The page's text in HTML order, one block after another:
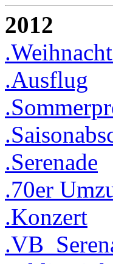
2012
.Ausflug
.Serenade
.70er
.Konzert